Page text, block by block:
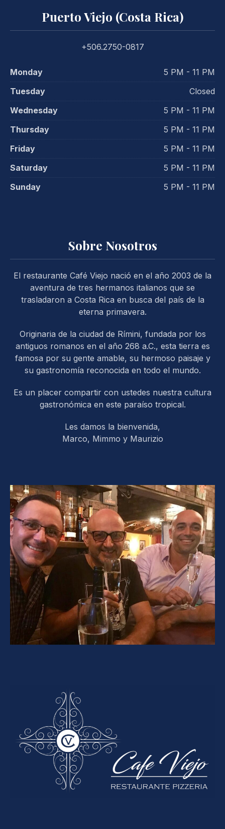
Puerto Viejo (Costa Rica)
+506.2750-0817
Monday
5 PM - 11 PM
Tuesday
Closed
Wednesday
5 PM - 11 PM
Thursday
5 PM - 11 PM
Friday
5 PM - 11 PM
Saturday
5 PM - 11 PM
Sunday
5 PM - 11 PM
Sobre Nosotros
El restaurante Café Viejo nació en el año 2003 de la
aventura de tres hermanos italianos que se
trasladaron a Costa Rica en busca del país de la
eterna primavera.
Originaria de la ciudad de Rímini, fundada por los
antiguos romanos en el año 268 a.C., esta tierra es
famosa por su gente amable, su hermoso paisaje y
su gastronomía reconocida en todo el mundo.
Es un placer compartir con ustedes nuestra cultura
gastronómica en este paraíso tropical.
Les damos la bienvenida,
Marco, Mimmo y Maurizio
PREVIOUS